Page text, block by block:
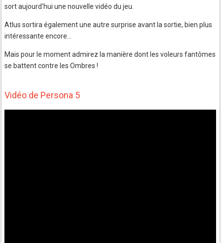
sort aujourd'hui une nouvelle vidéo du jeu.
Atlus sortira également une autre surprise avant la sortie, bien plus
intéressante encore...
Mais pour le moment admirez la manière dont les voleurs fantômes
se battent contre les Ombres !
Vidéo de Persona 5